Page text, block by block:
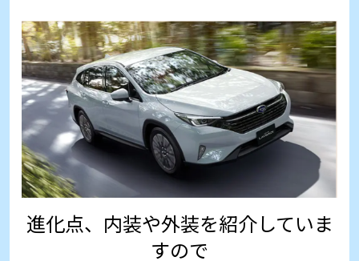
進化点、内装や外装を紹介していま
すので